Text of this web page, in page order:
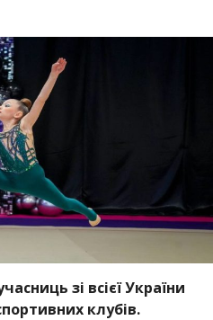
зі всієї України
клубів.